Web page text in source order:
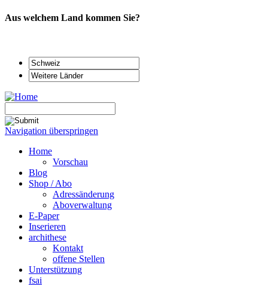
Aus welchem Land kommen Sie?
Navigation überspringen
Home
Vorschau
Blog
Shop / Abo
Adressänderung
Aboverwaltung
E-Paper
Inserieren
archithese
Kontakt
offene Stellen
Unterstützung
fsai